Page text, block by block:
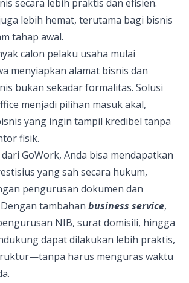
secara lebih praktis dan efisien.
lebih hemat, terutama bagi bisnis
tahap awal.
calon pelaku usaha mulai
menyiapkan alamat bisnis dan
bukan sekadar formalitas. Solusi
menjadi pilihan masuk akal,
yang ingin tampil kredibel tanpa
fisik.
GoWork, Anda bisa mendapatkan
yang sah secara hukum,
pengurusan dokumen dan
tambahan business service,
NIB, surat domisili, hingga
dapat dilakukan lebih praktis,
harus menguras waktu